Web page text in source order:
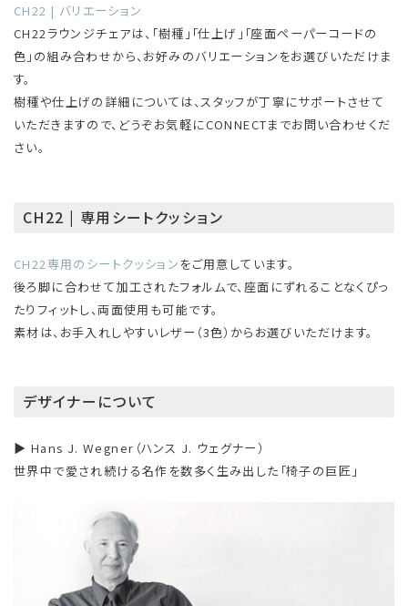
CH22 | バリエーション
CH22ラウンジチェアは、「樹種」「仕上げ」「座面ペーパーコードの
色」の組み合わせから、お好みのバリエーションをお選びいただけま
す。
樹種や仕上げの詳細については、スタッフが丁寧にサポートさせて
いただきますので、どうぞお気軽にCONNECTまでお問い合わせくだ
さい。
CH22 | 専用シートクッション
CH22専用のシートクッションをご用意しています。
後ろ脚に合わせて加工されたフォルムで、座面にずれることなくぴっ
たりフィットし、両面使用も可能です。
素材は、お手入れしやすいレザー（3色）からお選びいただけます。
デザイナーについて
▶ Hans J. Wegner（ハンス J. ウェグナー）
世界中で愛され続ける名作を数多く生み出した「椅子の巨匠」